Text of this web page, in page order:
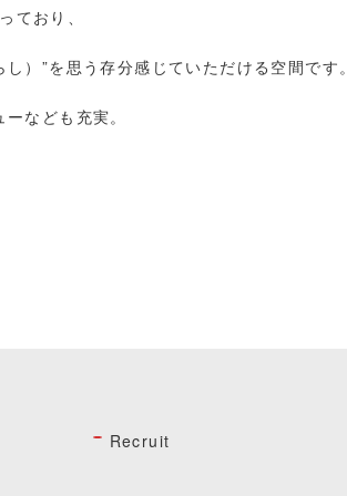
ており、
）”を思う存分感じていただける空間です。
なども充実。
Recruit